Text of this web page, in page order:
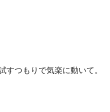
すつもりで気楽に動いて。